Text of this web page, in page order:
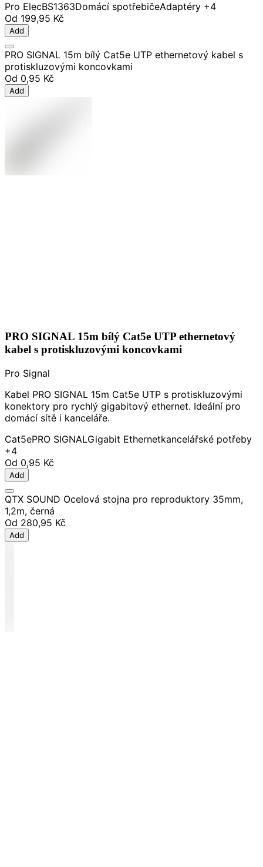
Pro ElecBS1363Domácí spotřebičeAdaptéry +4
Od 199,95 Kč
Add
PRO SIGNAL 15m bílý Cat5e UTP ethernetový kabel s
protiskluzovými koncovkami
Od 0,95 Kč
Add
PRO SIGNAL 15m bílý Cat5e UTP ethernetový
kabel s protiskluzovými koncovkami
Pro Signal
Kabel PRO SIGNAL 15m Cat5e UTP s protiskluzovými
konektory pro rychlý gigabitový ethernet. Ideální pro
domácí sítě i kanceláře.
Cat5ePRO SIGNALGigabit Ethernetkancelářské potřeby
+4
Od 0,95 Kč
Add
QTX SOUND Ocelová stojna pro reproduktory 35mm,
1,2m, černá
Od 280,95 Kč
Add